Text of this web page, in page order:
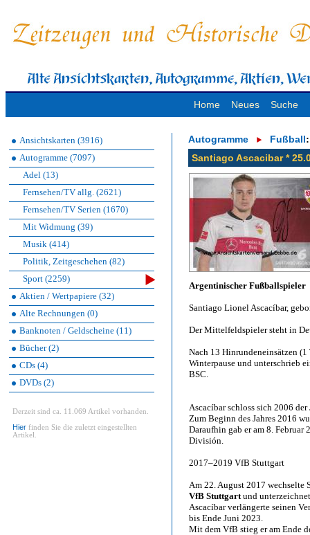
Home Neues Suche
Ansichtskarten (3916)
Autogramme (7097)
Adel (13)
Fernsehen/TV allg. (2621)
Fernsehen/TV Serien (1670)
Mit Widmung (39)
Musik (414)
Politik, Zeitgeschehen (82)
Sport (2259)
Aktien / Wertpapiere (32)
Alte Rechnungen (0)
Banknoten / Geldscheine (11)
Bücher (2)
CDs (4)
DVDs (2)
Derzeit sind ca. 11.069 Artikel vorhanden.
Hier finden Sie die zuletzt eingestellten
Artikel.
Autogramme Fußball:
Santiago Ascacibar *
Argentinischer Fußballspieler
Santiago Lionel Ascacíbar,
Der Mittelfeldspieler steht in
Nach 13 Hinrundeneinsätzen
Winterpause und unterschrieb
BSC.
Ascacíbar schloss sich 2006
Zum Beginn des Jahres 2016
Daraufhin gab er am 8. Februar
División.
2017–2019 VfB Stuttgart
Am 22. August 2017 wechselte
VfB Stuttgartund
Ascacíbar verlängerte seinen
bis Ende Juni 2023.
Mit dem VfB stieg er am Ende